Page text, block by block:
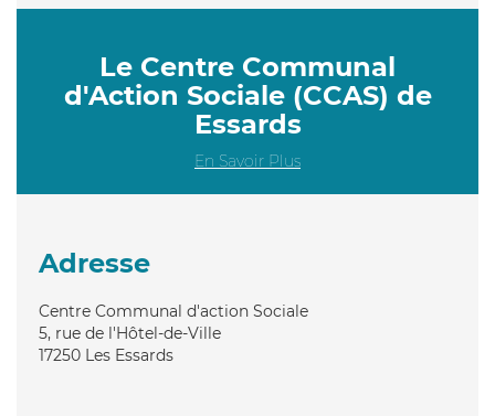
Le Centre Communal
d'Action Sociale (CCAS) de
Essards
En Savoir Plus
Adresse
Centre Communal d'action Sociale
5, rue de l'Hôtel-de-Ville
17250 Les Essards